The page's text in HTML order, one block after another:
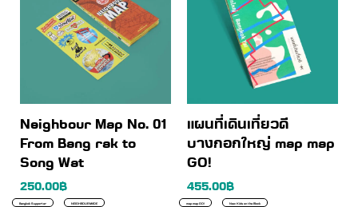
Neighbour Map No. 01
From Bang rak to
Song Wat
250.00฿
Bangkok Supporter NEIGHBOURMADE
แผนที่เดินเที่ยวดี
บางกอกใหญ่ map map
GO!
455.00฿
map map GO! New Kids on the Block